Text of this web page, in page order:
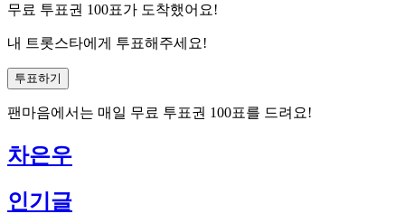
무료 투표권 100표가 도착했어요!
내 트롯스타에게 투표해주세요!
투표하기
팬마음에서는 매일 무료 투표권 100표를 드려요!
차은우
인기글